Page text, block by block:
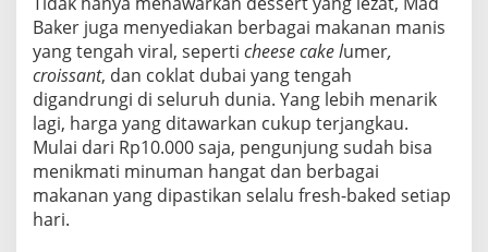
Baker juga menyediakan berbagai makanan manis
yang tengah viral, seperti cheese cake lumer,
croissant, dan coklat dubai yang tengah
digandrungi di seluruh dunia. Yang lebih menarik
lagi, harga yang ditawarkan cukup terjangkau.
Mulai dari Rp10.000 saja, pengunjung sudah bisa
menikmati minuman hangat dan berbagai
makanan yang dipastikan selalu fresh-baked setiap
hari.